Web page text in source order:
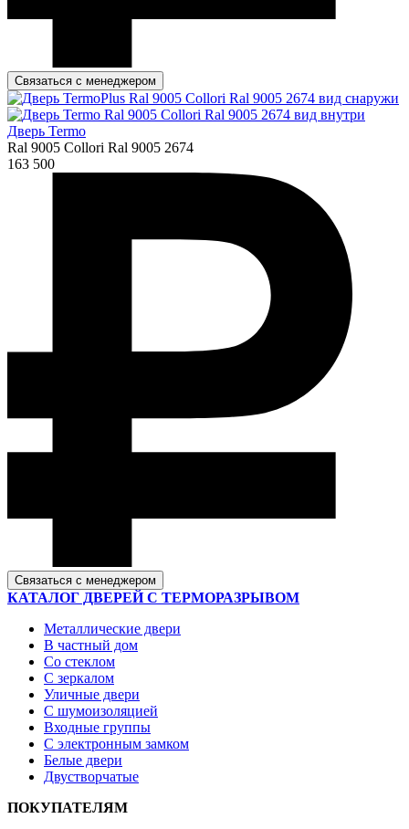
Связаться с менеджером
Дверь Termo
Ral 9005 Collori Ral 9005 2674
163 500
Связаться с менеджером
КАТАЛОГ ДВЕРЕЙ С ТЕРМОРАЗРЫВОМ
Металлические двери
В частный дом
Со стеклом
С зеркалом
Уличные двери
С шумоизоляцией
Входные группы
С электронным замком
Белые двери
Двустворчатые
ПОКУПАТЕЛЯМ